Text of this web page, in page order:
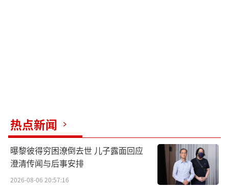
热点新闻
曝黎彼得穷困潦倒去世 儿子露面回应
澄清传闻与后事安排
2026-08-06 20:57:16